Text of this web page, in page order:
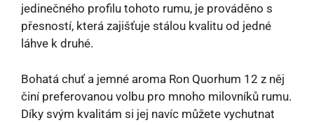
jedinečného profilu tohoto rumu, je prováděno s
přesností, která zajišťuje stálou kvalitu od jedné
láhve k druhé.
Bohatá chuť a jemné aroma Ron Quorhum 12 z něj
činí preferovanou volbu pro mnoho milovníků rumu.
Díky svým kvalitám si jej navíc můžete vychutnat